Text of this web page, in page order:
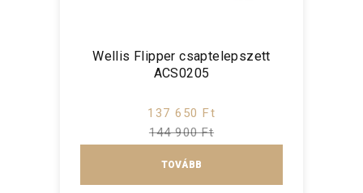
Wellis Flipper csaptelepszett
ACS0205
137 650 Ft
144 900 Ft
TOVÁBB